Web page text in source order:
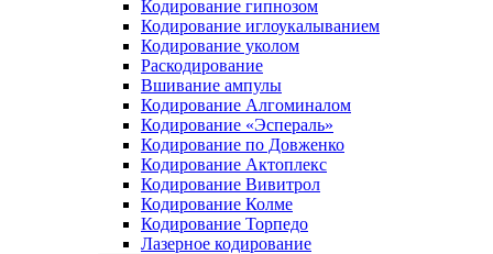
Кодирование гипнозом
Кодирование иглоукалыванием
Кодирование уколом
Раскодирование
Вшивание ампулы
Кодирование Алгоминалом
Кодирование «Эспераль»
Кодирование по Довженко
Кодирование Актоплекс
Кодирование Вивитрол
Кодирование Колме
Кодирование Торпедо
Лазерное кодирование